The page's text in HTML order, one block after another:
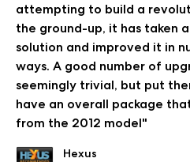
attempting to build a
the ground-up, it has taken
solution and improved it in
ways. A good number of
seemingly trivial, but put
have an overall package
from the 2012 model"
Hexus